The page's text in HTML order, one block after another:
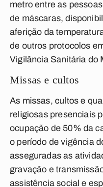
metro entre as
de máscaras,
aferição da
de outros protocolos
Vigilância Sanitária do
Missas e cultos
As missas, cultos e
religiosas presenciais
ocupação de 50% da
o período de vigência
asseguradas as
gravação e
assistência social e